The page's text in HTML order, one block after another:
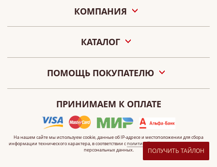
КОМПАНИЯ
О нас
Акции
Новости
Наши салоны
КАТАЛОГ
Подарочные сертификаты «СИАМ»
ПОМОЩЬ ПОКУПАТЕЛЮ
Оплата
Как сделать заказ
Публичная оферта
Что такое электронный сертификат?
ПРИНИМАЕМ К ОПЛАТЕ
На нашем сайте мы используем cookie, данныеоб IP-адресеи местоположении для сбора
информации технического характера, в соответствии сполитикойорганизации по обработке
персональных данных.
ПОЛУЧИТЬ ТАЙЛОН